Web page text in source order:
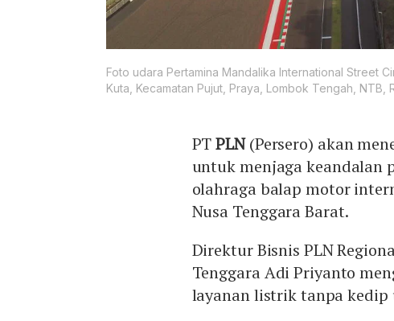
Foto udara Pertamina Mandalika International Street
Kuta, Kecamatan Pujut, Praya, Lombok Tengah, NTB,
PTPLN(Persero) akan
untuk menjaga keandalan
olahraga balap motor
Nusa Tenggara Barat.
Direktur Bisnis PLN
Tenggara Adi Priyanto
layanan listrik tanpa kedip